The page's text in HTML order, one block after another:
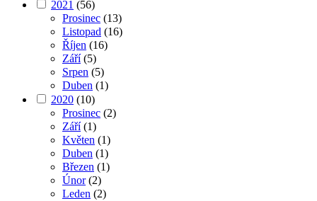
2021 (56)
Prosinec (13)
Listopad (16)
Říjen (16)
Září(5)
Srpen (5)
Duben (1)
2020 (10)
Prosinec (2)
Září(1)
Květen (1)
Duben (1)
Březen (1)
Únor(2)
Leden (2)